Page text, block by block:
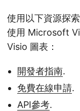
使用以下資源探
使用 Microsoft
Visio 圖表：
開發者指南.
免費在線申請.
API參考.